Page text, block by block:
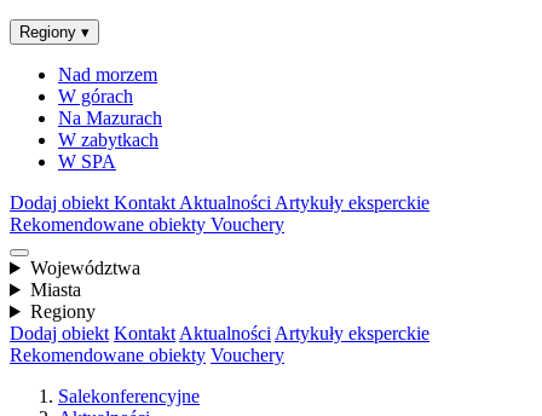
Regiony ▾
Nad morzem
W górach
Na Mazurach
W zabytkach
W SPA
Dodaj obiekt Kontakt Aktualności Artykuły eksperckie
Rekomendowane obiekty Vouchery
Województwa
Miasta
Regiony
Dodaj obiekt Kontakt Aktualności Artykuły eksperckie
Rekomendowane obiekty Vouchery
Salekonferencyjne